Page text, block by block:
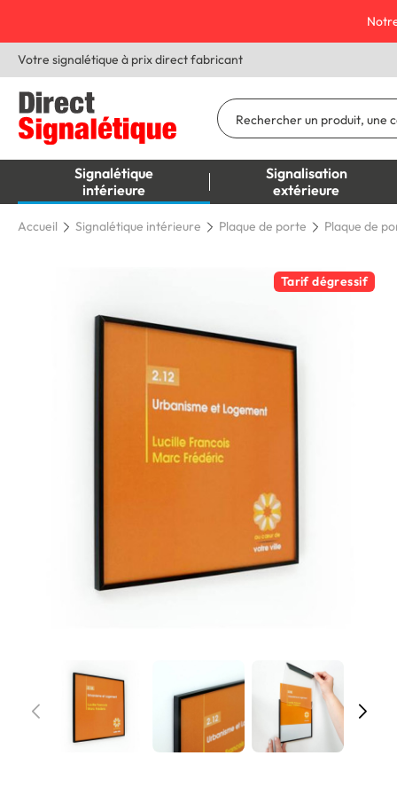
Votre signalétique à prix direct fabricant
Signalétique
intérieure
Signalisation
extérieure
Accueil Signalétique intérieure Plaque de porte Plaque de
Tarif dégressif